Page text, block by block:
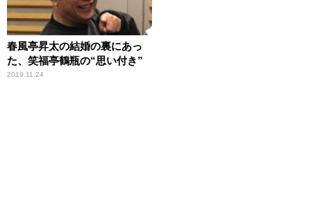
春風亭昇太の結婚の裏にあっ
た、笑福亭鶴瓶の“思い付き”
2019.11.24